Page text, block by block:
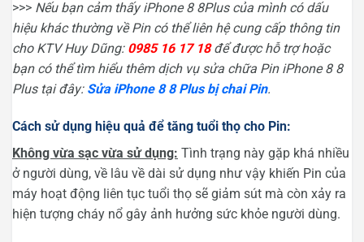
>>> Nếu bạn cảm thấy iPhone 8 8Plus của mình có dấu
hiệu khác thường về Pin có thể liên hệ cung cấp thông tin
cho KTV Huy Dũng: 0985 16 17 18để được hỗ trợ hoặc
bạn có thể tìm hiểu thêm dịch vụ sửa chữa Pin iPhone 8 8
Plus tại đây: Sửa iPhone 8 8 Plus bị chai Pin.
Cách sử dụng hiệu quả để tăng tuổi thọ cho Pin:
Không vừa sạc vừa sử dụng: Tình trạng này gặp khá nhiều
ở người dùng, về lâu về dài sử dụng như vậy khiến Pin của
máy hoạt động liên tục tuổi thọ sẽ giảm sút mà còn xảy ra
hiện tượng cháy nổ gây ảnh hưởng sức khỏe người dùng.